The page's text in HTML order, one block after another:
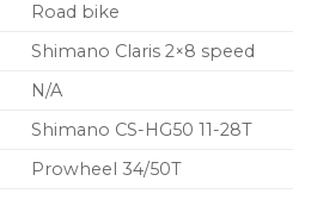
Road bike
Shimano Claris 2×8 speed
N/A
Shimano CS-HG50 11-28T
Prowheel 34/50T